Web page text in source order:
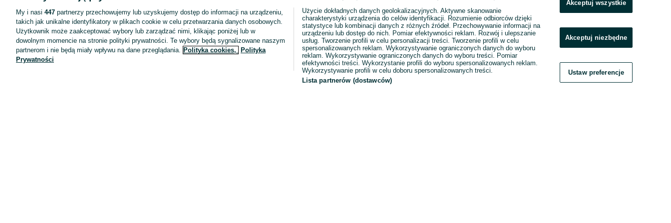
Oferta dla firm
Blog
Regulamin
Polityka prywatności
My i nasi 447 partnerzy przechowujemy lub uzyskujemy dostęp do informacji na urządzeniu,
takich jak unikalne identyfikatory w plikach cookie w celu przetwarzania danych osobowych.
Użytkownik może zaakceptować wybory lub zarządzać nimi, klikając poniżej lub w
dowolnym momencie na stronie polityki prywatności. Te wybory będą sygnalizowane naszym
partnerom i nie będą miały wpływu na dane przeglądania. Polityka cookies,
Polityka
Prywatności
Użycie dokładnych danych geolokalizacyjnych. Aktywne skanowanie
charakterystyki urządzenia do celów identyfikacji. Rozumienie odbiorców dzięki
statystyce lub kombinacji danych z różnych źródeł. Przechowywanie informacji na
urządzeniu lub dostęp do nich. Pomiar efektywności reklam. Rozwój i ulepszanie
usług. Tworzenie profili w celu personalizacji treści. Tworzenie profili w celu
spersonalizowanych reklam. Wykorzystywanie ograniczonych danych do wyboru
reklam. Wykorzystywanie ograniczonych danych do wyboru treści. Pomiar
efektywności treści. Wykorzystanie profili do wyboru spersonalizowanych reklam.
Wykorzystywanie profili w celu doboru spersonalizowanych treści.
Lista partnerów (dostawców)
Akceptuj wszystkie
Akceptuj niezbędne
Ustaw preferencje